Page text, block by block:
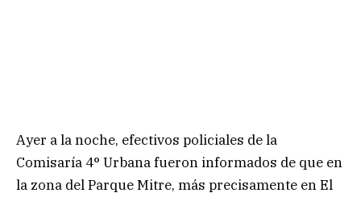
Ayer a la noche, efectivos policiales de la
Comisaría 4° Urbana fueron informados de que en
la zona del Parque Mitre, más precisamente en El